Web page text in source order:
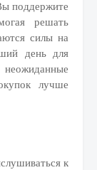
поддержите
решать
силы на
день для
лучше
к